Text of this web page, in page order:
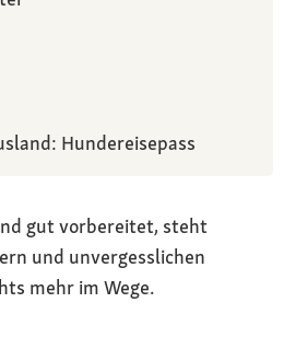
Hundereisepass
gut vorbereitet, steht
und unvergesslichen
mehr im Wege.